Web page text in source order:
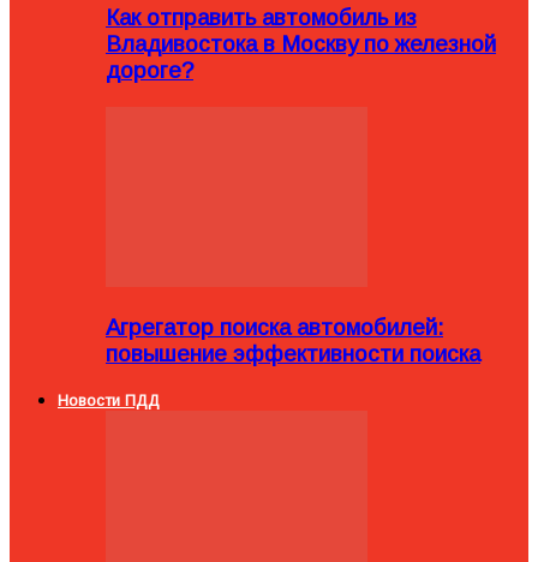
Как отправить автомобиль из
Владивостока в Москву по железной
дороге?
Агрегатор поиска автомобилей:
повышение эффективности поиска
Новости ПДД